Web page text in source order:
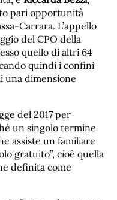
pari opportunità
Carrara. L’appello
del CPO della
quello di altri 64
quindi i confini
una dimensione
del 2017 per
un singolo termine
assiste un familiare
gratuito”, cioè quella
definita come